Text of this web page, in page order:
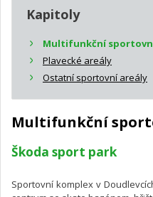
Kapitoly
Multifunkční
Plavecké areály
Ostatní sportovní areály
Multifunkční
Škoda sport park
Sportovní komplex v